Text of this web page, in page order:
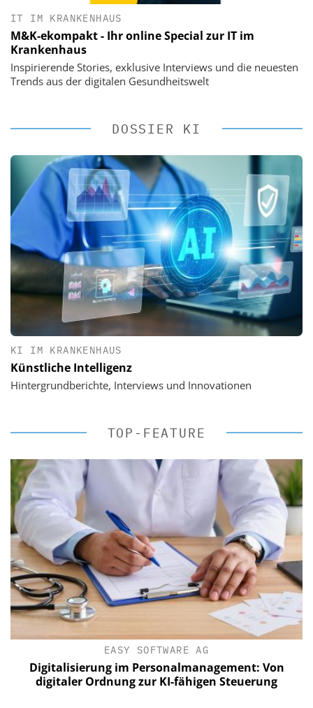
IT IM KRANKENHAUS
M&K-ekompakt - Ihr online Special zur IT im
Krankenhaus
Inspirierende Stories, exklusive Interviews und die neuesten
Trends aus der digitalen Gesundheitswelt
DOSSIER KI
KI IM KRANKENHAUS
Künstliche Intelligenz
Hintergrundberichte, Interviews und Innovationen
TOP-FEATURE
EASY SOFTWARE AG
Digitalisierung im Personalmanagement: Von
digitaler Ordnung zur KI-fähigen Steuerung